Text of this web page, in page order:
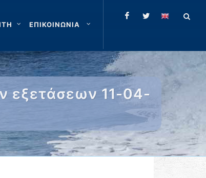
ΕΠΙΚΟΙΝΩΝΙΑ
εξετάσεων 11-04-